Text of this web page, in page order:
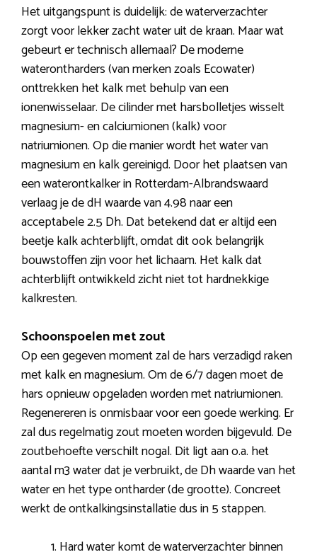
Het uitgangspunt is duidelijk: de waterverzachter
zorgt voor lekker zacht water uit de kraan. Maar wat
gebeurt er technisch allemaal? De moderne
waterontharders (van merken zoals Ecowater)
onttrekken het kalk met behulp van een
ionenwisselaar. De cilinder met harsbolletjes wisselt
magnesium- en calciumionen (kalk) voor
natriumionen. Op die manier wordt het water van
magnesium en kalk gereinigd. Door het plaatsen van
een waterontkalker in Rotterdam-Albrandswaard
verlaag je de dH waarde van 4.98 naar een
acceptabele 2.5 Dh. Dat betekend dat er altijd een
beetje kalk achterblijft, omdat dit ook belangrijk
bouwstoffen zijn voor het lichaam. Het kalk dat
achterblijft ontwikkeld zicht niet tot hardnekkige
kalkresten.
Schoonspoelen met zout
Op een gegeven moment zal de hars verzadigd raken
met kalk en magnesium. Om de 6/7 dagen moet de
hars opnieuw opgeladen worden met natriumionen.
Regenereren is onmisbaar voor een goede werking. Er
zal dus regelmatig zout moeten worden bijgevuld. De
zoutbehoefte verschilt nogal. Dit ligt aan o.a. het
aantal m3 water dat je verbruikt, de Dh waarde van het
water en het type ontharder (de grootte). Concreet
werkt de ontkalkingsinstallatie dus in 5 stappen.
Hard water komt de waterverzachter binnen